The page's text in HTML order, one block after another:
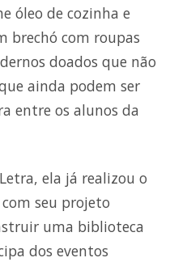
óleo de cozinha e
brechó com roupas
doados que não
ainda podem ser
entre os alunos da
ela já realizou o
com seu projeto
uma biblioteca
dos eventos